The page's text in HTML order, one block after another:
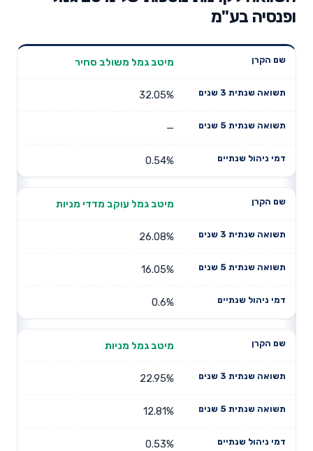
ופנסיה בע"מ
שנים
תשואה
מיטב גמל משולב סחיר
32.05%
—
0.54%
מיטב גמל עוקב מדדי מניות
26.08%
16.05%
0.6%
מיטב גמל מניות
22.95%
12.81%
0.53%